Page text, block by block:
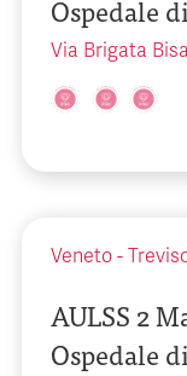
Ospedale
Via Brigata
Veneto -
AULSS 2
Ospedale